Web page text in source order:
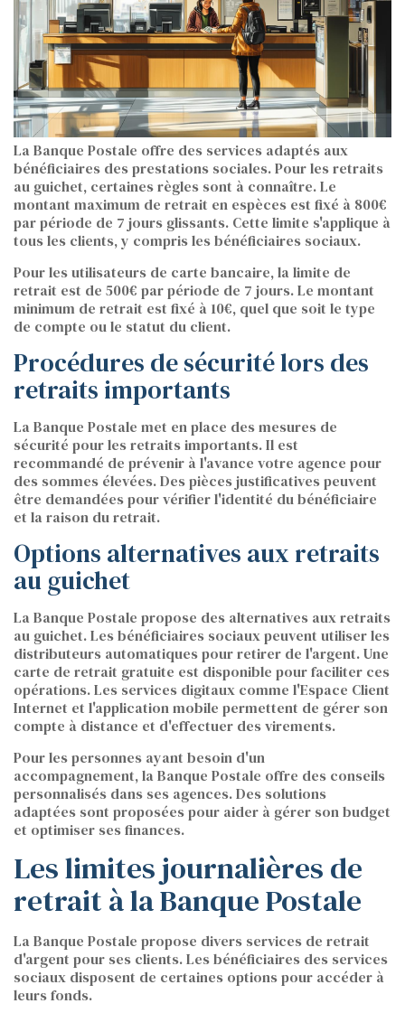
La Banque Postale offre des services adaptés aux
bénéficiaires des prestations sociales. Pour les retraits
au guichet, certaines règles sont à connaître. Le
montant maximum de retrait en espèces est fixé à 800€
par période de 7 jours glissants. Cette limite s'applique à
tous les clients, y compris les bénéficiaires sociaux.
Pour les utilisateurs de carte bancaire, la limite de
retrait est de 500€ par période de 7 jours. Le montant
minimum de retrait est fixé à 10€, quel que soit le type
de compte ou le statut du client.
Procédures de sécurité lors des
retraits importants
La Banque Postale met en place des mesures de
sécurité pour les retraits importants. Il est
recommandé de prévenir à l'avance votre agence pour
des sommes élevées. Des pièces justificatives peuvent
être demandées pour vérifier l'identité du bénéficiaire
et la raison du retrait.
Options alternatives aux retraits
au guichet
La Banque Postale propose des alternatives aux retraits
au guichet. Les bénéficiaires sociaux peuvent utiliser les
distributeurs automatiques pour retirer de l'argent. Une
carte de retrait gratuite est disponible pour faciliter ces
opérations. Les services digitaux comme l'Espace Client
Internet et l'application mobile permettent de gérer son
compte à distance et d'effectuer des virements.
Pour les personnes ayant besoin d'un
accompagnement, la Banque Postale offre des conseils
personnalisés dans ses agences. Des solutions
adaptées sont proposées pour aider à gérer son budget
et optimiser ses finances.
Les limites journalières de
retrait à la Banque Postale
La Banque Postale propose divers services de retrait
d'argent pour ses clients. Les bénéficiaires des services
sociaux disposent de certaines options pour accéder à
leurs fonds.